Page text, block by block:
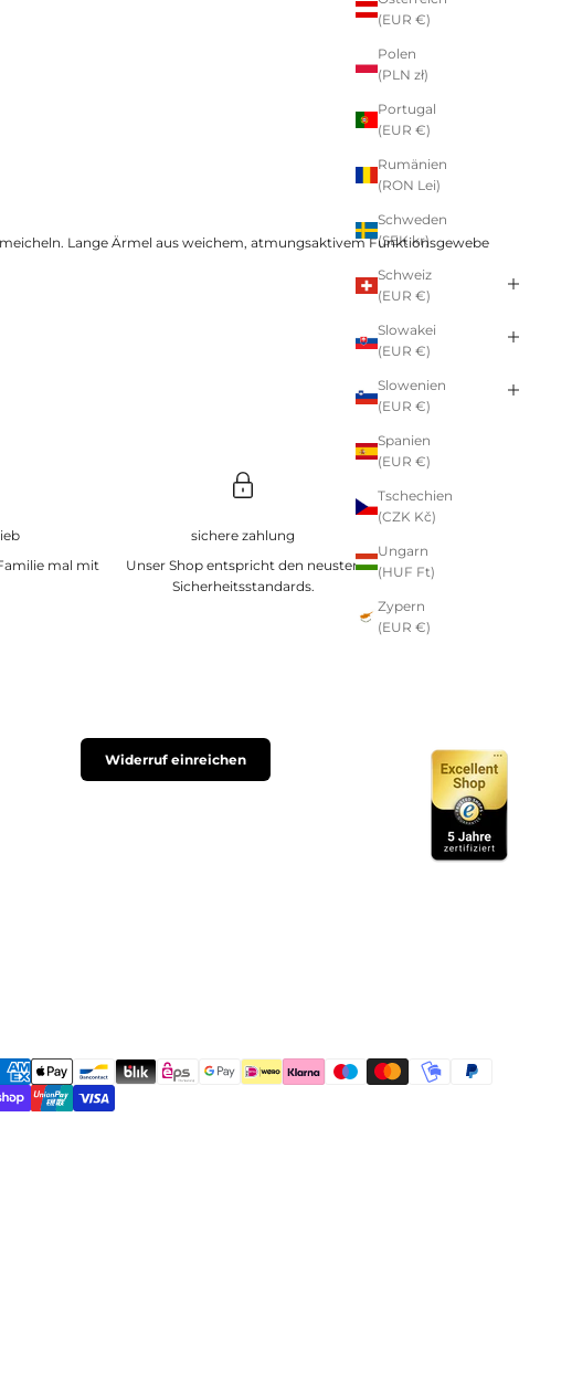
(EUR €)
Polen
(PLN zł)
Portugal
(EUR €)
Rumänien
(RON Lei)
Schweden
(SEK kr)
Schweiz
(EUR €)
Slowakei
(EUR €)
Slowenien
(EUR €)
Spanien
(EUR €)
Tschechien
(CZK Kč)
Ungarn
(HUF Ft)
Zypern
(EUR €)
Lange Ärmel aus weichem, atmungsaktivem Funktionsgewebe
mal mit
sichere zahlung
Unser Shop entspricht den neusten
Sicherheitsstandards.
Widerruf einreichen